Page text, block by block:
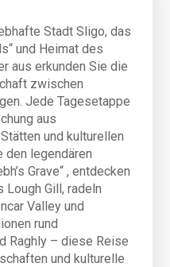
Radterrain
dass Hybridräder nicht
sondern vielmehr
und Mountainbikes
standardmäßig
mit Kartenhalter
für den
Reparaturen
wird jedoch
den eigenen Helm
Stadt Sligo, das
und Heimat des
aus erkunden Sie die
zwischen
Jede Tagesetappe
aus
und kulturellen
den legendären
Grave“ , entdecken
Gill, radeln
Valley und
rund
Raghly – diese Reise
und kulturelle